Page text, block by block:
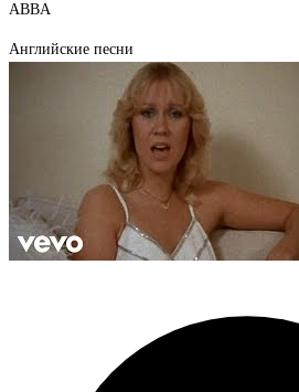
ABBA
Английские песни